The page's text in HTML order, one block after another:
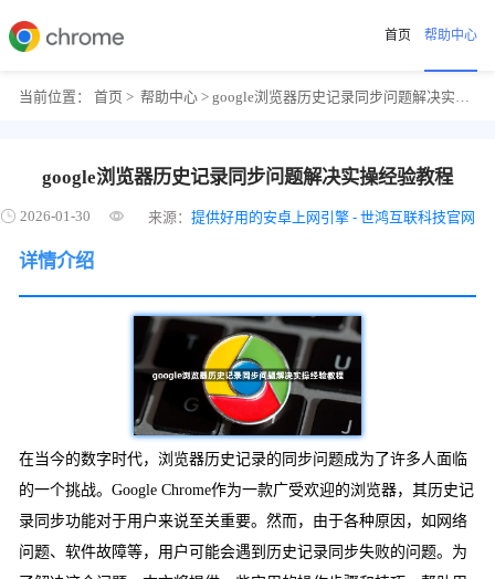
首页 帮助中心
当前位置： 首页 >帮助中心 > google浏览器历史记录同步问题解决实操经验教程
google浏览器历史记录同步问题解决实操经验教程
2026-01-30 来源： 提供好用的安卓上网引擎 - 世鸿互联科技官网
详情介绍
在当今的数字时代，浏览器历史记录的同步问题成为了许多人面临
的一个挑战。Google Chrome作为一款广受欢迎的浏览器，其历史记
录同步功能对于用户来说至关重要。然而，由于各种原因，如网络
问题、软件故障等，用户可能会遇到历史记录同步失败的问题。为